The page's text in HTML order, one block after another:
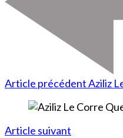
Article précédentAziliz
Article suivant